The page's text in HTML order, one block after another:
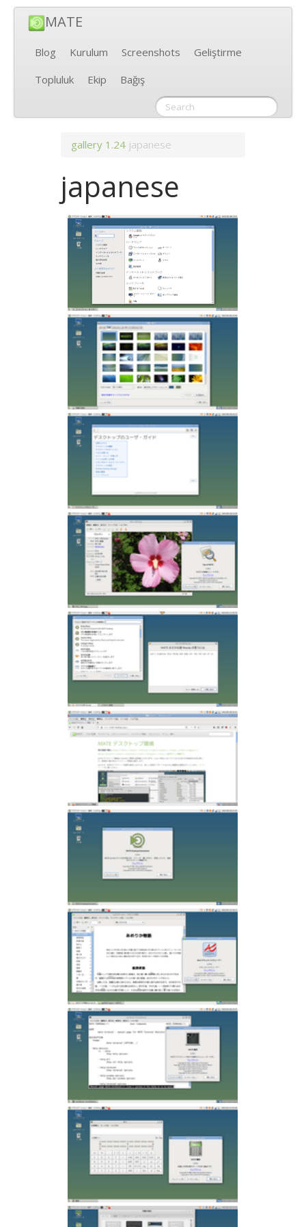
MATE
Blog Kurulum Screenshots
Geliştirme
Topluluk
Ekip Bağış
gallery 1.24 japanese
japanese